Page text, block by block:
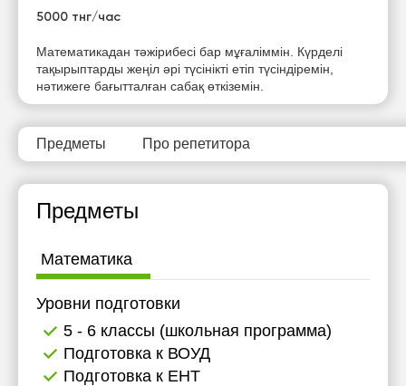
5000 тнг/час
Математикадан тәжірибесі бар мұғаліммін. Күрделі
тақырыптарды жеңіл әрі түсінікті етіп түсіндіремін,
нәтижеге бағытталған сабақ өткіземін.
Предметы Про репетитора
Предметы
Математика
Уровни подготовки
5 - 6 классы (школьная программа)
Подготовка к ВОУД
Подготовка к ЕНТ
14:00
14:30
15:00
15:30
Нет
свободных
часов
Нет
свободных
часов
Нет
свободных